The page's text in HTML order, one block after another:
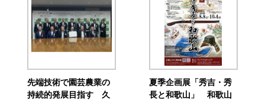
先端技術で園芸農業の
持続的発展目指す 久
夏季企画展「秀吉・秀
長と和歌山」 和歌山